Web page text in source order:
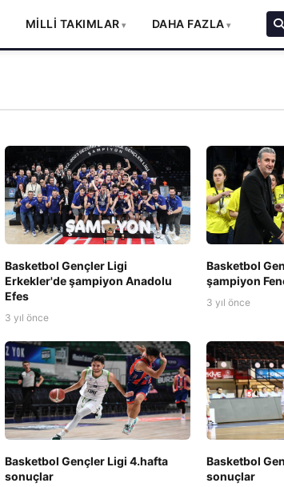
MİLLİ TAKIMLAR DAHA FAZLA
Basketbol Gençler Ligi
Erkekler'de şampiyon Anadolu
Efes
3 yıl önce
Basketbol
şampiyon
3 yıl önce
Basketbol Gençler Ligi 4.hafta
sonuçlar
Basketbol
sonuçlar